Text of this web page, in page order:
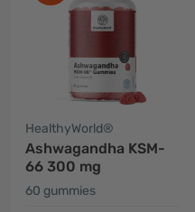
HealthyWorld®
Ashwagandha KSM-
66 300 mg
60 gummies